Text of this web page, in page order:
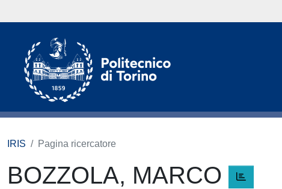
IRIS Pagina ricercatore
BOZZOLA, MARCO